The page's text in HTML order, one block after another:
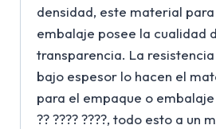
densidad, este material
embalaje posee la cualidad
transparencia. La
bajo espesor lo hacen el
para el empaque o
?? ???? ????, todo esto a un